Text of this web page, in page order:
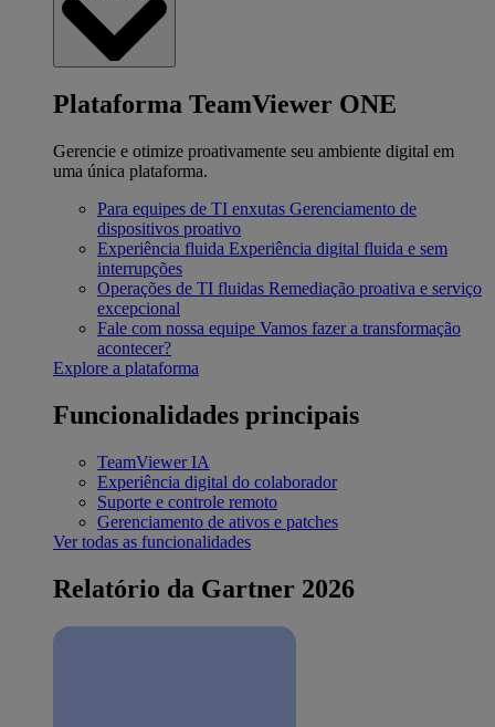
Plataforma TeamViewer ONE
Gerencie e otimize proativamente seu ambiente digital em
uma única plataforma.
Para equipes de TI enxutas Gerenciamento de
dispositivos proativo
Experiência fluida Experiência digital fluida e sem
interrupções
Operações de TI fluidas Remediação proativa e serviço
excepcional
Fale com nossa equipe Vamos fazer a transformação
acontecer?
Explore a plataforma
Funcionalidades principais
TeamViewer IA
Experiência digital do colaborador
Suporte e controle remoto
Gerenciamento de ativos e patches
Ver todas as funcionalidades
Relatório da Gartner 2026